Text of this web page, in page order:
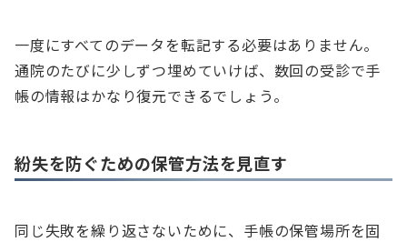
一度にすべてのデータを転記する必要はありません。
通院のたびに少しずつ埋めていけば、数回の受診で手
帳の情報はかなり復元できるでしょう。
紛失を防ぐための保管方法を見直す
同じ失敗を繰り返さないために、手帳の保管場所を固